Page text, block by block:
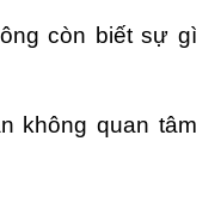
còn biết sự gì
không quan tâm